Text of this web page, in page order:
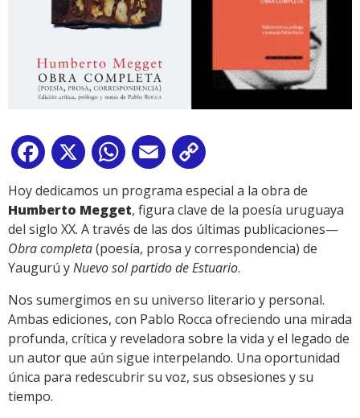
Facebook
X WhatsApp
Email
Link
Hoy dedicamos un programa especial a la obra de
Humberto Megget, figura clave de la poesía uruguaya
del siglo XX. A través de las dos últimas publicaciones—
Obra completa(poesía, prosa y correspondencia) de
Yaugurú yNuevo sol partidode Estuario.
Nos sumergimos en su universo literario y personal.
Ambas ediciones, con Pablo Rocca ofreciendo una mirada
profunda, crítica y reveladora sobre la vida y el legado de
un autor que aún sigue interpelando. Una oportunidad
única para redescubrir su voz, sus obsesiones y su
tiempo.